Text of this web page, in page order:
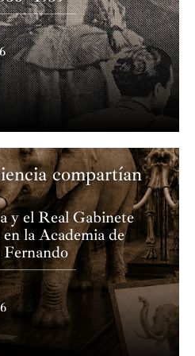
compartían
y el Real Gabinete
la Academia de
Fernando